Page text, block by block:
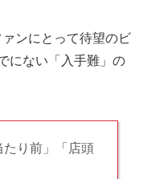
ァンにとって待望のビ
にない「入手難」の
たり前」「店頭